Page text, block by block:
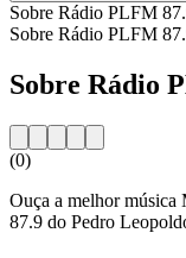
Sobre Rádio PLFM
Sobre Rádio PLFM
Sobre Rádio
(0)
Ouça a melhor música
87.9 do Pedro